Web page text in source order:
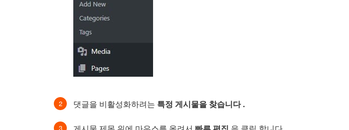
댓글을 비활성화하려는 특정 게시물을 찾습니다 .